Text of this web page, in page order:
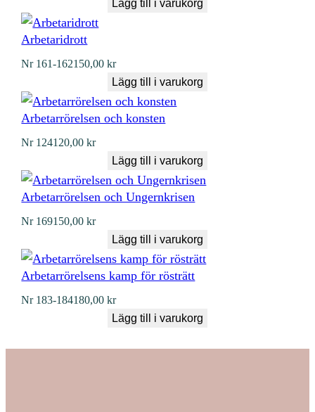
Lägg till i varukorg
Arbetaridrott
Nr 161-162150,00kr
Lägg till i varukorg
Arbetarrörelsen och konsten
Nr 124120,00kr
Lägg till i varukorg
Arbetarrörelsen och Ungernkrisen
Nr 169150,00kr
Lägg till i varukorg
Arbetarrörelsens kamp för rösträtt
Nr 183-184180,00kr
Lägg till i varukorg